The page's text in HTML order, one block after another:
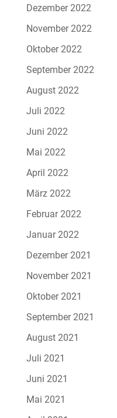
Dezember 2022
November 2022
Oktober 2022
September 2022
August 2022
Juli 2022
Juni 2022
Mai 2022
April 2022
März 2022
Februar 2022
Januar 2022
Dezember 2021
November 2021
Oktober 2021
September 2021
August 2021
Juli 2021
Juni 2021
Mai 2021